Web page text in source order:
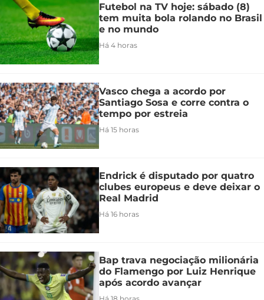
Futebol na TV hoje: sábado (8)
tem muita bola rolando no Brasil
e no mundo
Há 4 horas
Vasco chega a acordo por
Santiago Sosa e corre contra o
tempo por estreia
Há 15 horas
Endrick é disputado por quatro
clubes europeus e deve deixar o
Real Madrid
Há 16 horas
Bap trava negociação milionária
do Flamengo por Luiz Henrique
após acordo avançar